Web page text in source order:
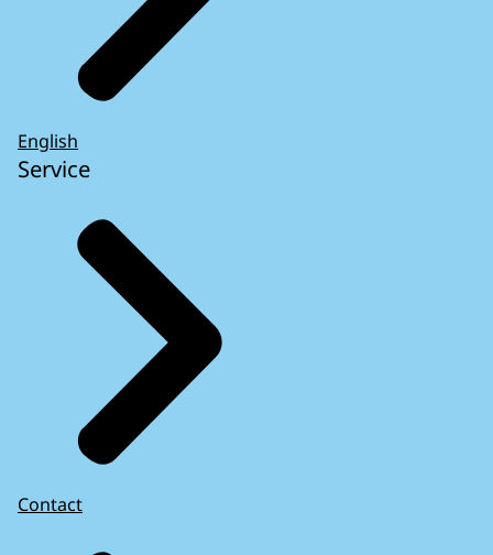
English
Service
Contact